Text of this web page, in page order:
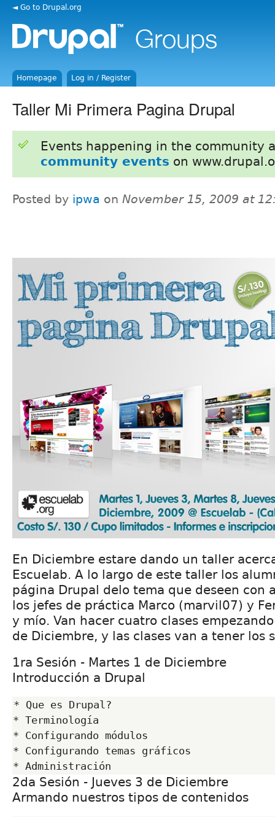
◄ Go to Drupal.org
Homepage Log in / Register
Taller Mi Primera Pagina Drupal
Events happening in the community
community events on
Posted by ipwa on November 15, 2009 at
En Diciembre estare dando un taller
Escuelab. A lo largo de este taller los
página Drupal delo tema que deseen con
los jefes de práctica Marco (marvil07) y
y mío. Van hacer cuatro clases
de Diciembre, y las clases van a tener los
1ra Sesión - Martes 1 de Diciembre
Introducción a Drupal
* Que es Drupal?
* Terminología
* Configurando módulos
* Configurando temas gráficos
2da Sesión - Jueves 3 de Diciembre
Armando nuestros tipos de contenidos